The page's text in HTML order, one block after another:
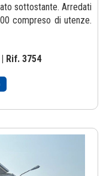
sottostante. Arredati
compreso di utenze.
Rif. 3754